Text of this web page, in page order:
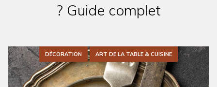
? Guide complet
DÉCORATION ART DE LA TABLE & CUISINE